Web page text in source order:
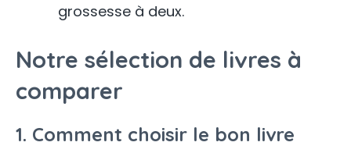
grossesse à deux.
Notre sélection de livres à
comparer
1. Comment choisir le bon livre